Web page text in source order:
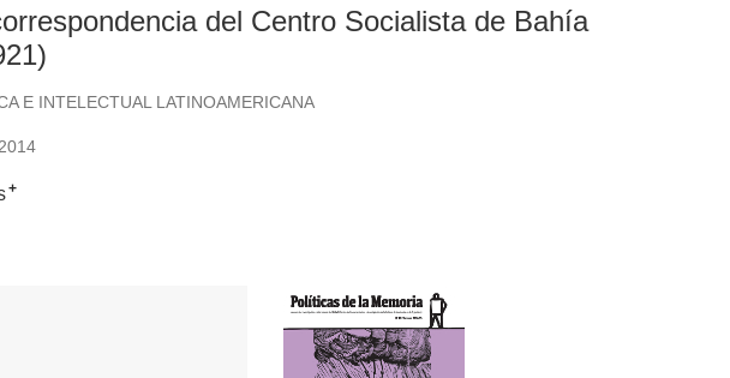
del Centro Socialista de Bahía
E INTELECTUAL LATINOAMERICANA
+